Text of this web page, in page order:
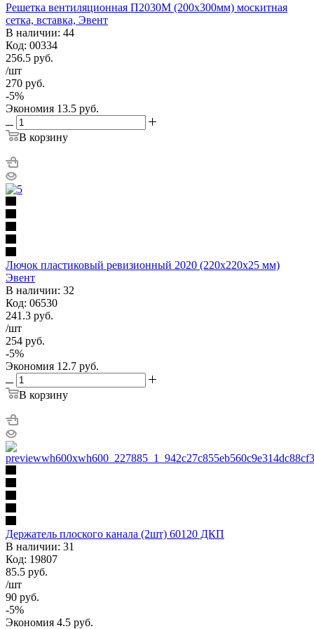
Решетка вентиляционная П2030М (200х300мм) москитная
сетка, вставка, Эвент
В наличии: 44
Код: 00334
256.5 руб.
/шт
270 руб.
-5%
Экономия 13.5 руб.
В корзину
Лючок пластиковый ревизионный 2020 (220х220х25 мм)
Эвент
В наличии: 32
Код: 06530
241.3 руб.
/шт
254 руб.
-5%
Экономия 12.7 руб.
В корзину
Держатель плоского канала (2шт) 60120 ДКП
В наличии: 31
Код: 19807
85.5 руб.
/шт
90 руб.
-5%
Экономия 4.5 руб.